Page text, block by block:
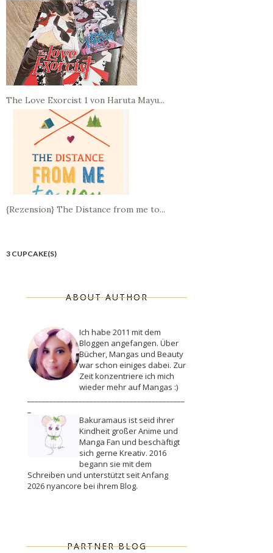
The Love Exorcist 1 von Haruta Mayu...
{Rezension} The Distance from me to...
3 CUPCAKE(S)
ABOUT AUTHOR
Ich habe 2011 mit dem
Bloggen angefangen. Über
Bücher, Mangas und Beauty
war schon einiges dabei. Zur
Zeit konzentriere ich mich
wieder mehr auf Mangas :)
Bakuramaus ist seid ihrer
Kindheit großer Anime und
Manga Fan und beschäftigt
sich gerne Kreativ. 2016
begann sie mit dem
Schreiben und unterstützt seit Anfang
2026 nyancore bei ihrem Blog.
PARTNER BLOG